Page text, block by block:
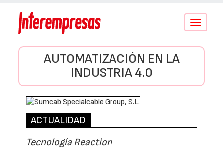
Conmutar
AUTOMATIZACIÓN EN LA
INDUSTRIA 4.0
ACTUALIDAD
Tecnología Reaction